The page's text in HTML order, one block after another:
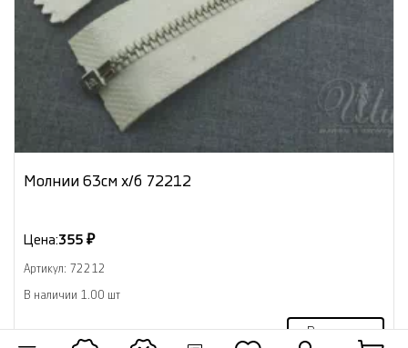
Молнии 63см х/б 72212
Цена:355 ₽
Артикул: 72212
В наличии 1.00 шт
В корзину